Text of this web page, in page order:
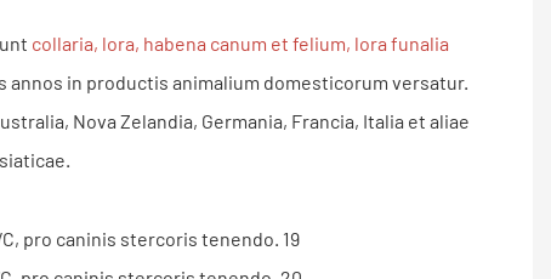
collaria, lora, habena canum et felium, lora funalia
in productis animalium domesticorum versatur.
Nova Zelandia, Germania, Francia, Italia et aliae